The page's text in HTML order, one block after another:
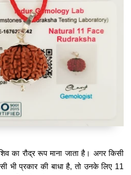
का रौद्र रूप माना जाता है। अगर किसी
भी प्रकार की बाधा है, तो उनके लिए 11